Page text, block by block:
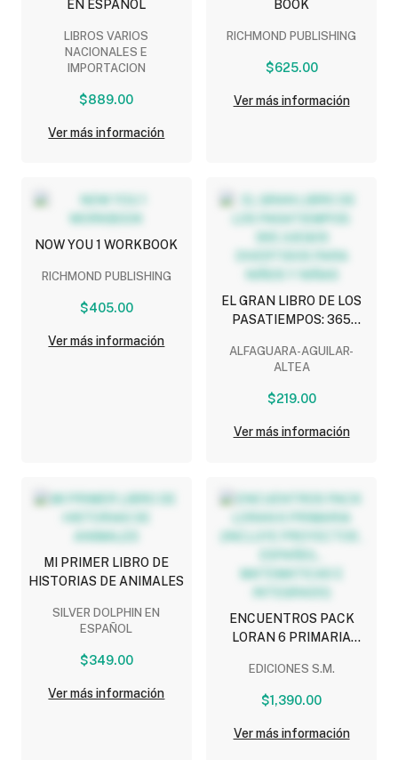
EN ESPAÑOL
LIBROS VARIOS
NACIONALES E
IMPORTACION
$889.00
Ver más información
BOOK
RICHMOND PUBLISHING
$625.00
Ver más información
NOW YOU 1 WORKBOOK
RICHMOND PUBLISHING
$405.00
Ver más información
EL GRAN LIBRO DE LOS
PASATIEMPOS: 365
PARA NIÑOS Y NIÑAS
ALFAGUARA-AGUILAR-
ALTEA
$219.00
Ver más información
MI PRIMER LIBRO DE
HISTORIAS DE ANIMALES
SILVER DOLPHIN EN
ESPAÑOL
$349.00
Ver más información
ENCUENTROS PACK
LORAN 6 PRIMARIA
ESPAÑOL ,
MATEMATICAS E
EDICIONES S.M.
$1,390.00
Ver más información